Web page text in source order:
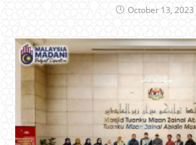
October 13, 2023